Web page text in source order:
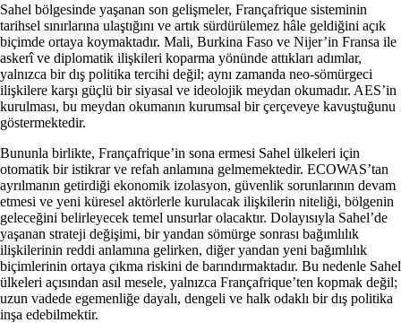
Sahel bölgesinde yaşanan son gelişmeler, Françafrique sisteminin
tarihsel sınırlarına ulaştığını ve artık sürdürülemez hâle geldiğini açık
biçimde ortaya koymaktadır. Mali, Burkina Faso ve Nijer’in Fransa ile
askerî ve diplomatik ilişkileri koparma yönünde attıkları adımlar,
yalnızca bir dış politika tercihi değil; aynı zamanda neo-sömürgeci
ilişkilere karşı güçlü bir siyasal ve ideolojik meydan okumadır. AES’in
kurulması, bu meydan okumanın kurumsal bir çerçeveye kavuştuğunu
göstermektedir.
Bununla birlikte, Françafrique’in sona ermesi Sahel ülkeleri için
otomatik bir istikrar ve refah anlamına gelmemektedir. ECOWAS’tan
ayrılmanın getirdiği ekonomik izolasyon, güvenlik sorunlarının devam
etmesi ve yeni küresel aktörlerle kurulacak ilişkilerin niteliği, bölgenin
geleceğini belirleyecek temel unsurlar olacaktır. Dolayısıyla Sahel’de
yaşanan strateji değişimi, bir yandan sömürge sonrası bağımlılık
ilişkilerinin reddi anlamına gelirken, diğer yandan yeni bağımlılık
biçimlerinin ortaya çıkma riskini de barındırmaktadır. Bu nedenle Sahel
ülkeleri açısından asıl mesele, yalnızca Françafrique’ten kopmak değil;
uzun vadede egemenliğe dayalı, dengeli ve halk odaklı bir dış politika
inşa edebilmektir.